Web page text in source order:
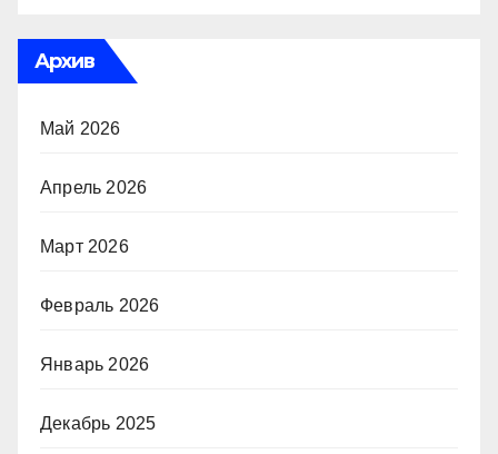
Архив
Май 2026
Апрель 2026
Март 2026
Февраль 2026
Январь 2026
Декабрь 2025